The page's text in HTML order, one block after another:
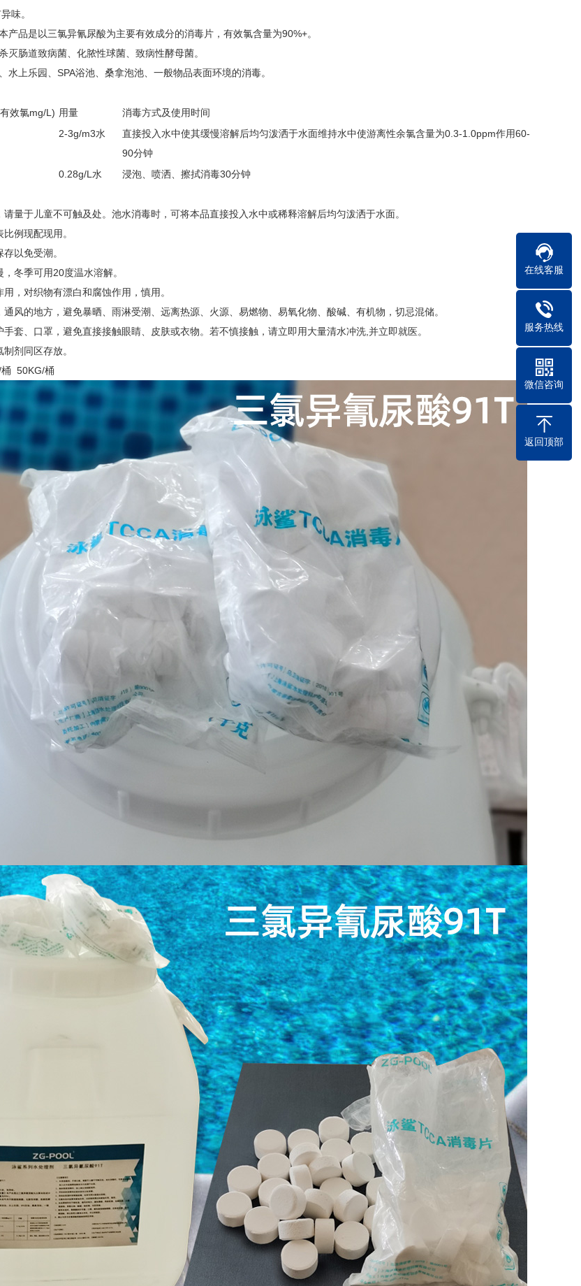
味。
产品是以三氯异氰尿酸为主要有效成分的消毒片，有效氯含量为90%+。
灭肠道致病菌、化脓性球菌、致病性酵母菌。
水上乐园、SPA浴池、桑拿泡池、一般物品表面环境的消毒。
效氯mg/L) 用量
消毒方式及使用时间
2-3g/m3水
直接投入水中使其缓慢溶解后均匀泼洒于水面维持水中使游离性余氯含量为0.3-1.0ppm作用60-
90分钟
0.28g/L水
浸泡、喷洒、擦拭消毒30分钟
量于儿童不可触及处。池水消毒时，可将本品直接投入水中或稀释溶解后均匀泼洒于水面。
例现配现用。
以免受潮。
冬季可用20度温水溶解。
，对织物有漂白和腐蚀作用，慎用。
风的地方，避免暴晒、雨淋受潮、远离热源、火源、易燃物、易氧化物、酸碱、有机物，切忌混储。
套、口罩，避免直接接触眼睛、皮肤或衣物。若不慎接触，请立即用大量清水冲洗,并立即就医。
剂同区存放。
桶 50KG/桶
在线客服
服务热线
微信咨询
返回顶部